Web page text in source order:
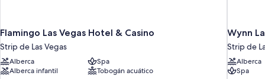
Flamingo Las Vegas Hotel & Casino
Strip de Las Vegas
Alberca
Spa
Alberca infantil
Tobogán acuático
Wynn
Strip de
Alberca
Spa